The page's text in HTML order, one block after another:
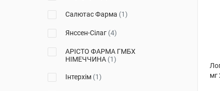
Салютас Фарма (1)
Янссен-Сілаг (4)
АРІСТО ФАРМА ГМБХ
НІМЕЧЧИНА (1)
Інтерхім (1)
мг